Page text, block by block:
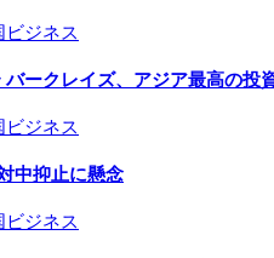
ビジネス
ークレイズ、アジア最高の投
ビジネス
中抑止に懸念
ビジネス